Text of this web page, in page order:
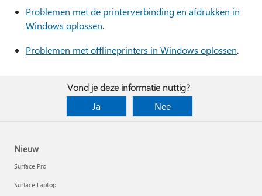
Problemen met de printerverbinding en afdrukken in
Windows oplossen.
Problemen met offlineprinters in Windows oplossen.
Vond je deze informatie nuttig?
Ja
Nee
Nieuw
Surface Pro
Surface Laptop